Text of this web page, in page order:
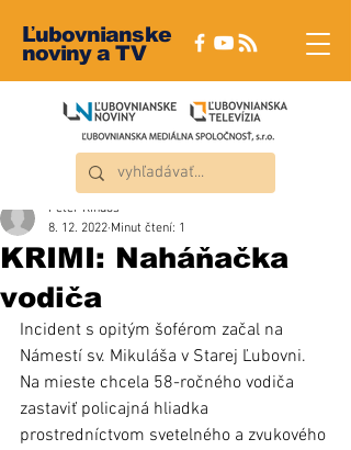
Ľubovnianske
noviny a TV
KRIMI: Naháňačka
vodiča
Peter Rindoš
8. 12. 2022 Minut čtení: 1
Incident s opitým šoférom začal na
Námestí sv. Mikuláša v Starej Ľubovni.
Na mieste chcela 58-ročného vodiča
zastaviť policajná hliadka
prostredníctvom svetelného a zvukového